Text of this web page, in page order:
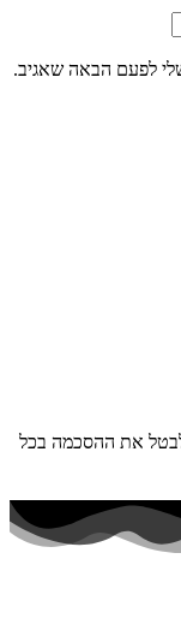
לפעם הבאה שאגיב.
לבטל את ההסכמה בכל